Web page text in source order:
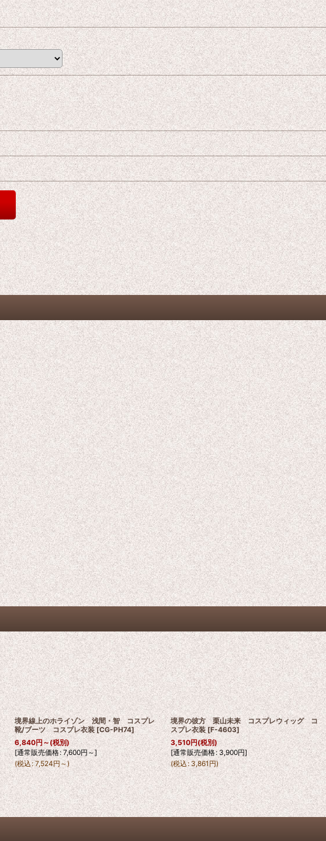
境界線上のホライゾン 浅間・智 コスプレ
靴/ブーツ コスプレ衣装 [CG-PH74]
6,840円～(税別)
[通常販売価格: 7,600円～]
(税込: 7,524円 ～)
境界の彼方 栗山未来 コスプレウィッグ コ
スプレ衣装 [F-4603]
3,510円(税別)
[通常販売価格: 3,900円]
(税込: 3,861円)